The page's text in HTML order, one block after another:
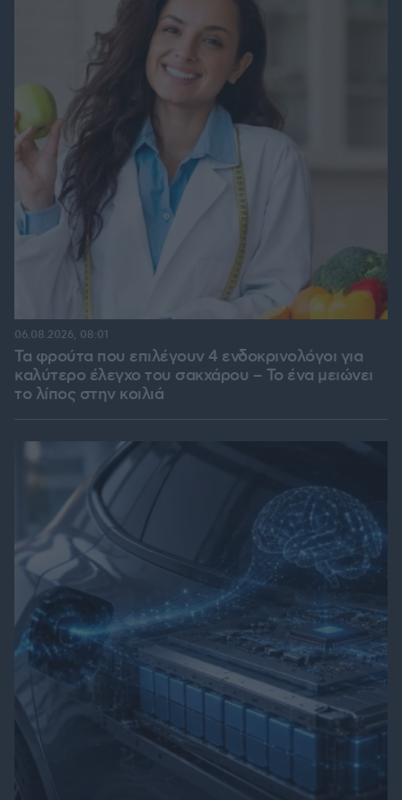
Τα φρούτα που επιλέγουν 4 ενδοκρινολόγοι για
καλύτερο έλεγχο του σακχάρου – Το ένα μειώνει
το λίπος στην κοιλιά
06.08.2026, 08:01